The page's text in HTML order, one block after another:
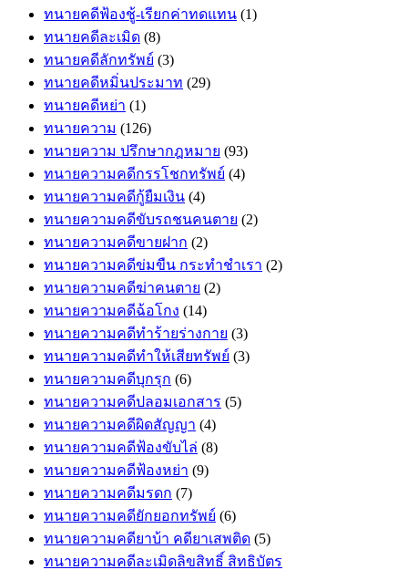
ทนายคดีฟ้องชู้-เรียกค่าทดแทน (1)
ทนายคดีละเมิด (8)
ทนายคดีลักทรัพย์ (3)
ทนายคดีหมิ่นประมาท (29)
ทนายคดีหย่า (1)
ทนายความ (126)
ทนายความ ปรึกษากฎหมาย (93)
ทนายความคดีกรรโชกทรัพย์ (4)
ทนายความคดีกู้ยืมเงิน (4)
ทนายความคดีขับรถชนคนตาย (2)
ทนายความคดีขายฝาก (2)
ทนายความคดีข่มขืน กระทำชำเรา (2)
ทนายความคดีฆ่าคนตาย (2)
ทนายความคดีฉ้อโกง (14)
ทนายความคดีทำร้ายร่างกาย (3)
ทนายความคดีทำให้เสียทรัพย์ (3)
ทนายความคดีบุกรุก (6)
ทนายความคดีปลอมเอกสาร (5)
ทนายความคดีผิดสัญญา (4)
ทนายความคดีฟ้องขับไล่ (8)
ทนายความคดีฟ้องหย่า (9)
ทนายความคดีมรดก (7)
ทนายความคดียักยอกทรัพย์ (6)
ทนายความคดียาบ้า คดียาเสพติด (5)
ทนายความคดีละเมิดลิขสิทธิ์ สิทธิบัตร